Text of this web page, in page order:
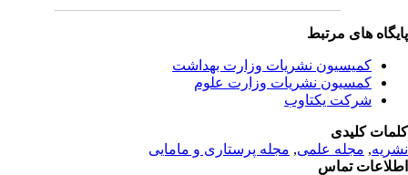
های مرتبط
کمیسیون نشریات وزارت بهداشت
کمسیون نشریات وزارت علوم
شرکت یکتاوب
کلیدی
,مجله علمی, مجله پرستاری و مامایی
تماس